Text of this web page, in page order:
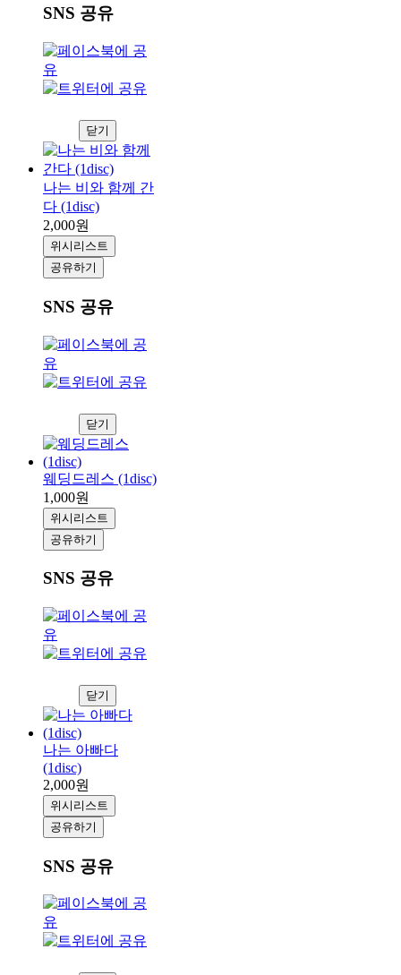
SNS 공유
닫기
나는 비와 함께 간
다 (1disc)
2,000원
위시리스트
공유하기
SNS 공유
닫기
웨딩드레스 (1disc)
1,000원
위시리스트
공유하기
SNS 공유
닫기
나는 아빠다
(1disc)
2,000원
위시리스트
공유하기
SNS 공유